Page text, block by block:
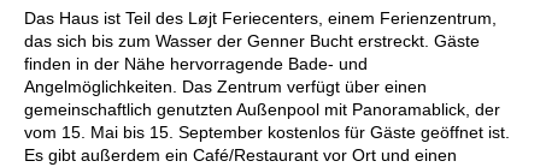
Das Haus ist Teil des Løjt Feriecenters, einem Ferienzentrum,
das sich bis zum Wasser der Genner Bucht erstreckt. Gäste
finden in der Nähe hervorragende Bade- und
Angelmöglichkeiten. Das Zentrum verfügt über einen
gemeinschaftlich genutzten Außenpool mit Panoramablick, der
vom 15. Mai bis 15. September kostenlos für Gäste geöffnet ist.
Es gibt außerdem ein Café/Restaurant vor Ort und einen